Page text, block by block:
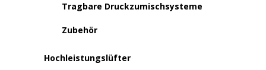
Tragbare Druckzumischsysteme
Zubehör
Hochleistungslüfter